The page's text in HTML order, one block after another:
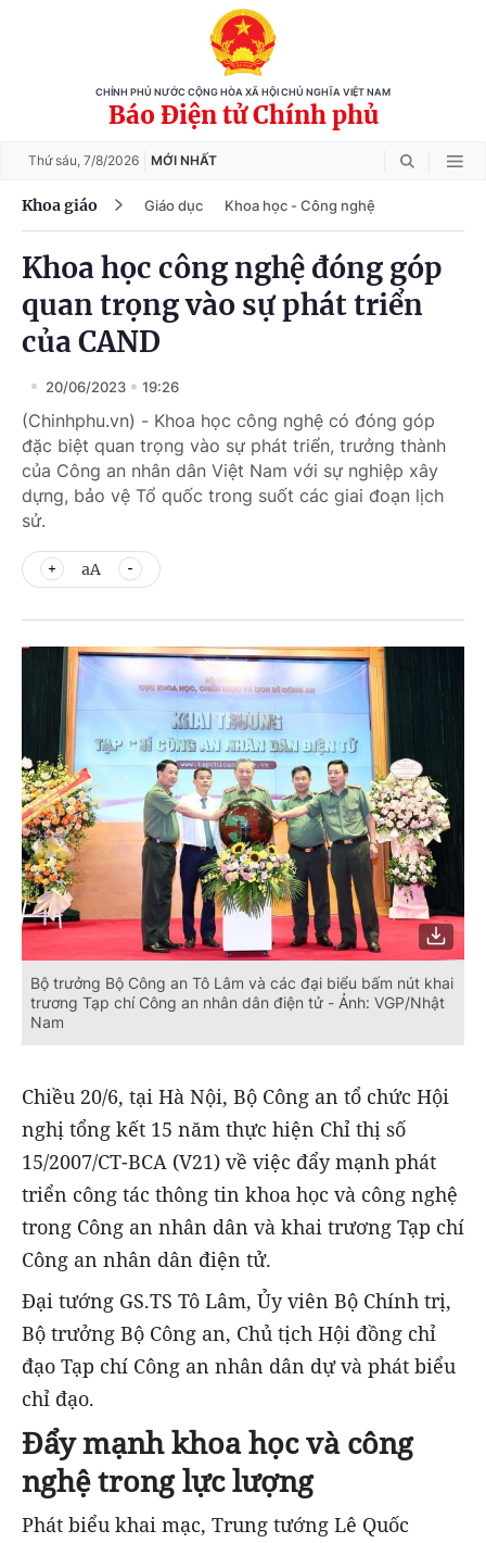
CHÍNH PHỦ NƯỚC CỘNG HÒA XÃ HỘI CHỦ NGHĨA VIỆT NAM
Báo Điện tử Chính phủ
Thứ sáu, 7/8/2026 MỚI NHẤT
Khoa giáo Giáo dục Khoa học - Công nghệ
Khoa học công nghệ đóng góp
quan trọng vào sự phát triển
của CAND
20/06/2023 19:26
(Chinhphu.vn) - Khoa học công nghệ có đóng góp
đặc biệt quan trọng vào sự phát triển, trưởng thành
của Công an nhân dân Việt Nam với sự nghiệp xây
dựng, bảo vệ Tổ quốc trong suốt các giai đoạn lịch
sử.
aA
Bộ trưởng Bộ Công an Tô Lâm và các đại biểu bấm nút khai
trương Tạp chí Công an nhân dân điện tử - Ảnh: VGP/Nhật
Nam
Chiều 20/6, tại Hà Nội, Bộ Công an tổ chức Hội
nghị tổng kết 15 năm thực hiện Chỉ thị số
15/2007/CT-BCA (V21) về việc đẩy mạnh phát
triển công tác thông tin khoa học và công nghệ
trong Công an nhân dân và khai trương Tạp chí
Công an nhân dân điện tử.
Đại tướng GS.TS Tô Lâm, Ủy viên Bộ Chính trị,
Bộ trưởng Bộ Công an, Chủ tịch Hội đồng chỉ
đạo Tạp chí Công an nhân dân dự và phát biểu
chỉ đạo.
Đẩy mạnh khoa học và công
nghệ trong lực lượng
Phát biểu khai mạc, Trung tướng Lê Quốc